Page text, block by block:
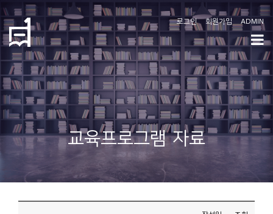
로그인 회원가입 ADMIN
교육프로그램 자료
학
도
협
소
개
지
사